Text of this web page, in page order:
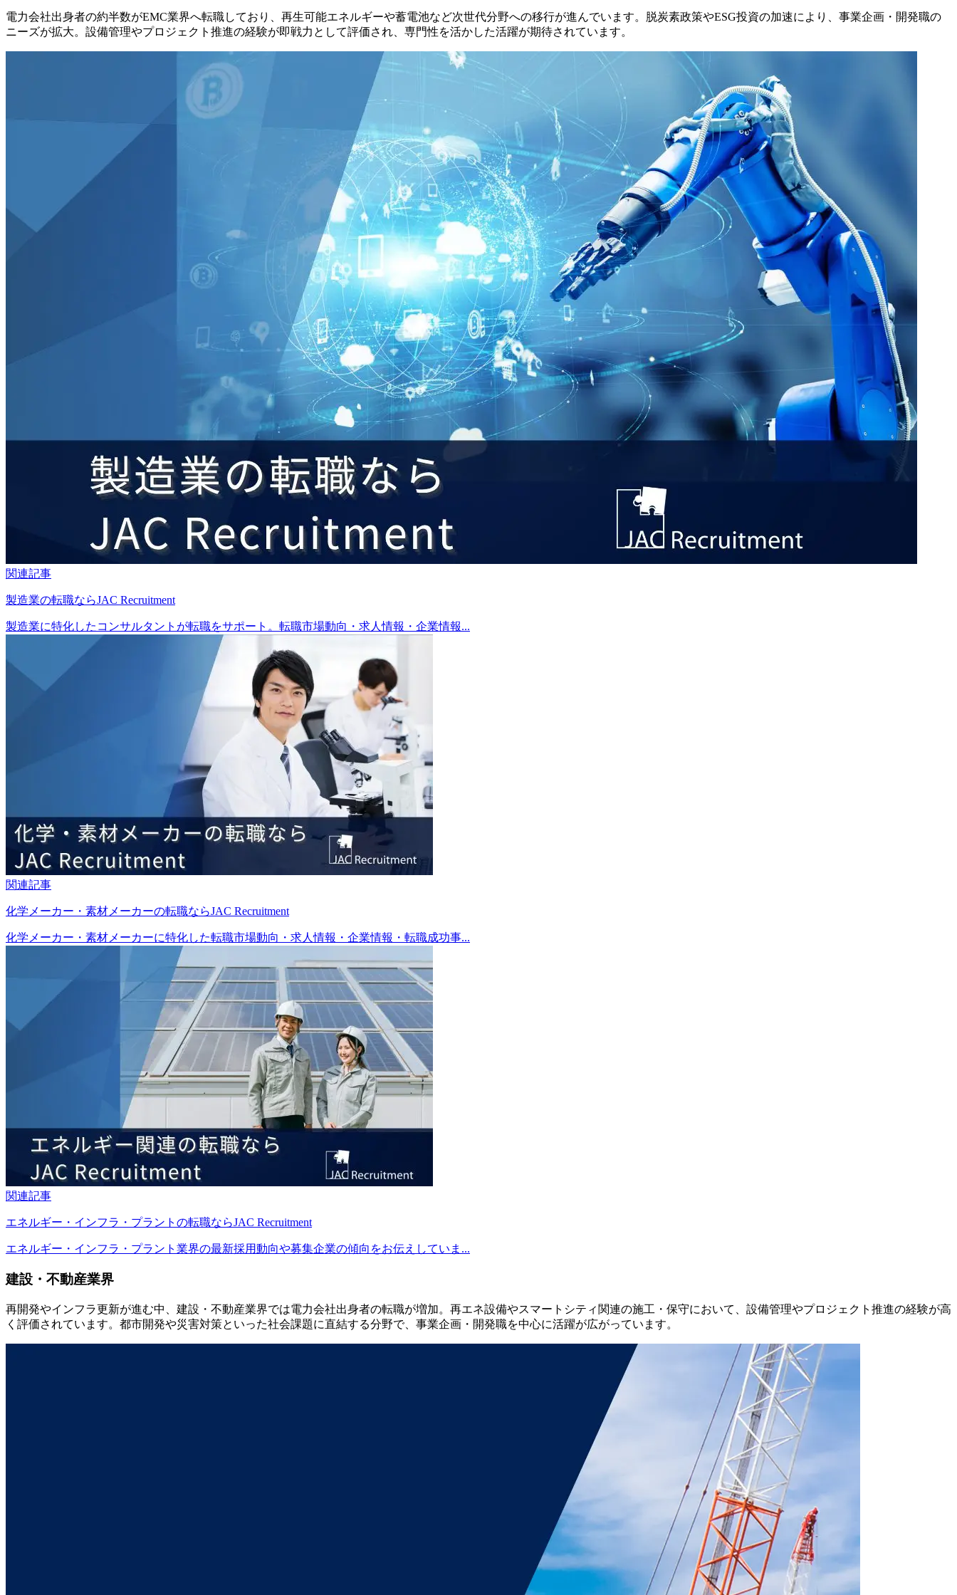
電力会社出身者の約半数がEMC業界へ転職しており、再生可能エネルギーや蓄電池など次世代分野への移行が進んでいます。脱炭素政策やESG投資の加速により、事業企画・開発職の
ニーズが拡大。設備管理やプロジェクト推進の経験が即戦力として評価され、専門性を活かした活躍が期待されています。
関連記事
製造業の転職ならJAC Recruitment
製造業に特化したコンサルタントが転職をサポート。転職市場動向・求人情報・企業情報...
関連記事
化学メーカー・素材メーカーの転職ならJAC Recruitment
化学メーカー・素材メーカーに特化した転職市場動向・求人情報・企業情報・転職成功事...
関連記事
エネルギー・インフラ・プラントの転職ならJAC Recruitment
エネルギー・インフラ・プラント業界の最新採用動向や募集企業の傾向をお伝えしていま...
建設・不動産業界
再開発やインフラ更新が進む中、建設・不動産業界では電力会社出身者の転職が増加。再エネ設備やスマートシティ関連の施工・保守において、設備管理やプロジェクト推進の経験が高
く評価されています。都市開発や災害対策といった社会課題に直結する分野で、事業企画・開発職を中心に活躍が広がっています。